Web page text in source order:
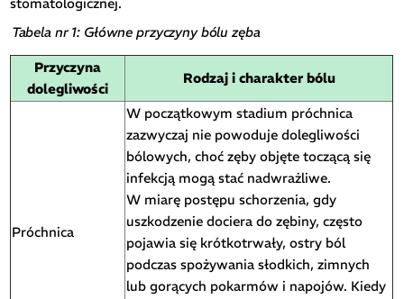
Tabela nr 1: Główne przyczyny bólu zęba
Przyczyna
dolegliwości
Rodzaj i charakter bólu
Próchnica
W początkowym stadium próchnica
zazwyczaj nie powoduje dolegliwości
bólowych, choć zęby objęte toczącą się
infekcją mogą stać nadwrażliwe.
W miarę postępu schorzenia, gdy
uszkodzenie dociera do zębiny, często
pojawia się krótkotrwały, ostry ból
podczas spożywania słodkich, zimnych
lub gorących pokarmów i napojów. Kiedy